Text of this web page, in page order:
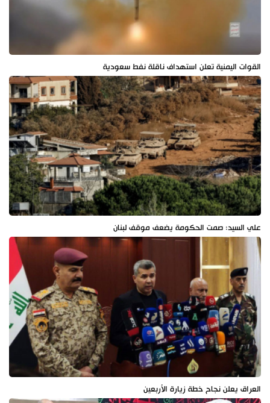
القوات اليمنية تعلن استهداف ناقلة نفط سعودية
علي السيد: صمت الحكومة يضعف موقف لبنان
العراق يعلن نجاح خطة زيارة الأربعين